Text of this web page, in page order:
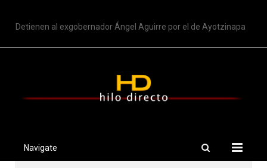
Detienen al exgobernador Ángel Aguirre por el de Ayotzinapa
Navigate